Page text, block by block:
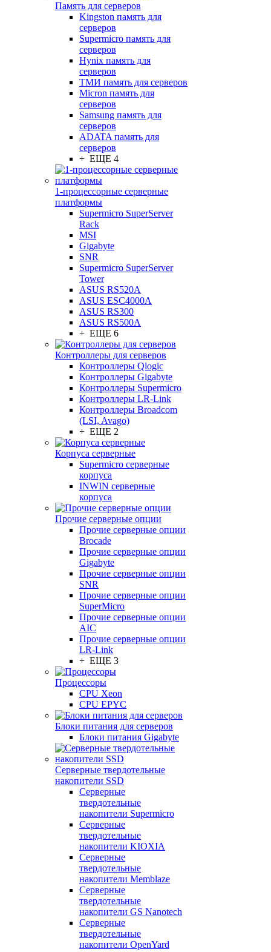
Память для серверов
Kingston память для
серверов
Supermicro память для
серверов
Hynix память для
серверов
ТМИ память для серверов
Micron память для
серверов
Samsung память для
серверов
ADATA память для
серверов
+ ЕЩЕ 4
1-процессорные серверные
платформы
Supermicro SuperServer
Rack
MSI
Gigabyte
SNR
Supermicro SuperServer
Tower
ASUS RS520A
ASUS ESC4000A
ASUS RS300
ASUS RS500A
+ ЕЩЕ 6
Контроллеры для серверов
Контроллеры Qlogic
Контроллеры Gigabyte
Контроллеры Supermicro
Контроллеры LR-Link
Контроллеры Broadcom
(LSI, Avago)
+ ЕЩЕ 2
Корпуса серверные
Supermicro серверные
корпуса
INWIN серверные
корпуса
Прочие серверные опции
Прочие серверные опции
Brocade
Прочие серверные опции
Gigabyte
Прочие серверные опции
SNR
Прочие серверные опции
SuperMicro
Прочие серверные опции
AIC
Прочие серверные опции
LR-Link
+ ЕЩЕ 3
Процессоры
CPU Xeon
CPU EPYC
Блоки питания для серверов
Блоки питания Gigabyte
Серверные твердотельные
накопители SSD
Cерверные
твердотельные
накопители Supermicro
Cерверные
твердотельные
накопители KIOXIA
Cерверные
твердотельные
накопители Memblaze
Cерверные
твердотельные
накопители GS Nanotech
Серверные
твердотельные
накопители OpenYard